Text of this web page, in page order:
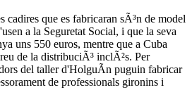
cadires que es fabricaran sÃ³n de model
a la Seguretat Social, i que la seva
uns 550 euros, mentre que a Cuba
de la distribuciÃ³ inclÃ²s. Per
del taller d'HolguÃ­n puguin fabricar
de professionals gironins i